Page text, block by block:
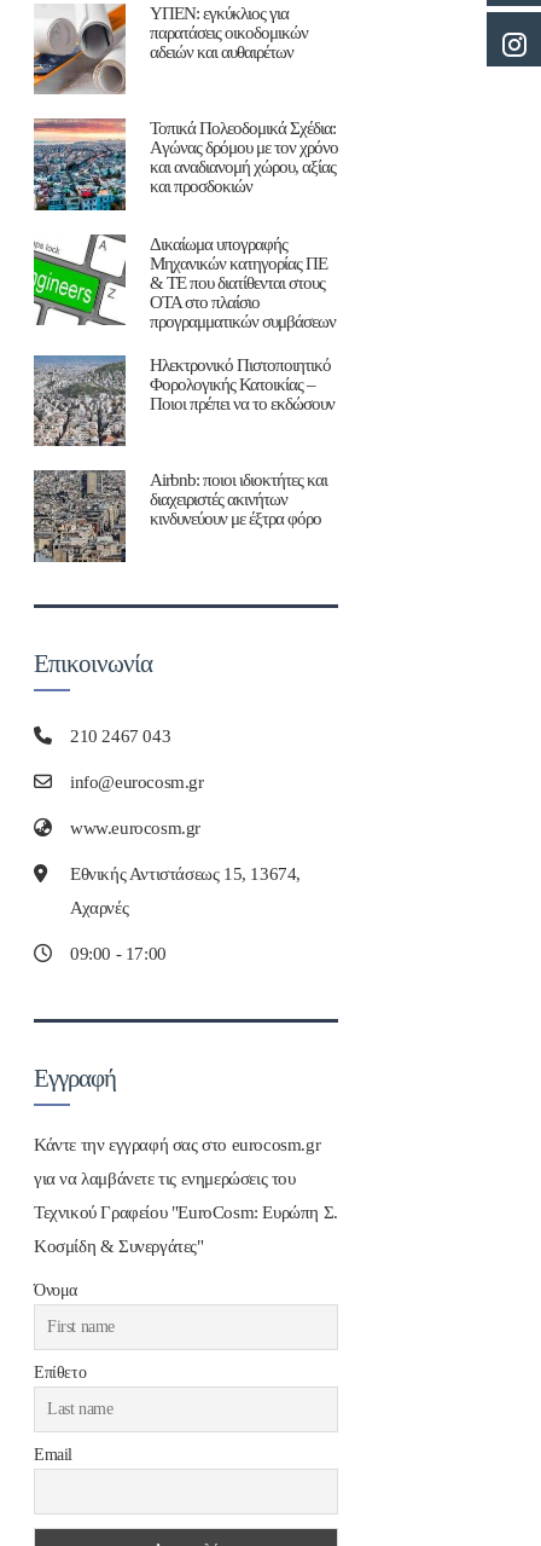
ΥΠΕΝ: εγκύκλιος για
παρατάσεις οικοδομικών
αδειών και αυθαιρέτων
Τοπικά Πολεοδομικά Σχέδια:
Aγώνας δρόμου με τον χρόνο
και αναδιανομή χώρου, αξίας
και προσδοκιών
Δικαίωμα υπογραφής
Μηχανικών κατηγορίας ΠΕ
& ΤΕ που διατίθενται στους
ΟΤΑ στο πλαίσιο
προγραμματικών συμβάσεων
Ηλεκτρονικό Πιστοποιητικό
Φορολογικής Κατοικίας –
Ποιοι πρέπει να το εκδώσουν
Airbnb: ποιοι ιδιοκτήτες και
διαχειριστές ακινήτων
κινδυνεύουν με έξτρα φόρο
Επικοινωνία
210 2467 043
info@eurocosm.gr
www.eurocosm.gr
Εθνικής Αντιστάσεως 15, 13674,
Αχαρνές
09:00 - 17:00
Εγγραφή
Κάντε την εγγραφή σας στο eurocosm.gr
για να λαμβάνετε τις ενημερώσεις του
Τεχνικού Γραφείου "EuroCosm: Ευρώπη Σ.
Κοσμίδη & Συνεργάτες"
Όνομα
Επίθετο
Email